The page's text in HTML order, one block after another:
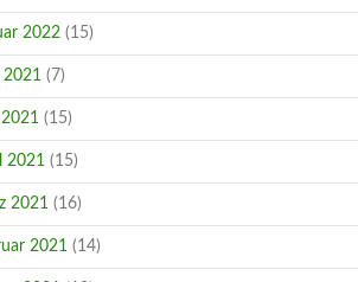
2022 (15)
2021 (7)
(15)
2021 (15)
2021 (16)
2021 (14)